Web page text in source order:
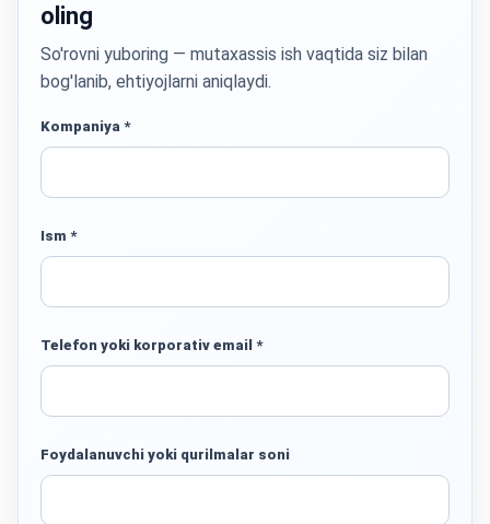
oling
So'rovni yuboring — mutaxassis ish vaqtida siz bilan
bog'lanib, ehtiyojlarni aniqlaydi.
Kompaniya *
Ism *
Telefon yoki korporativ email *
Foydalanuvchi yoki qurilmalar soni